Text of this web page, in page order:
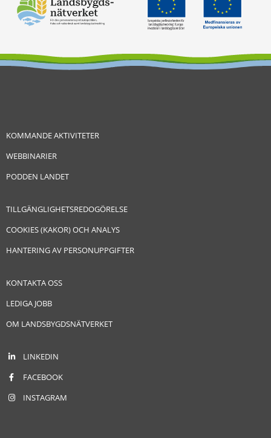
KOMMANDE AKTIVITETER
WEBBINARIER
PODDEN LANDET
TILLGÄNGLIGHETSREDOGÖRELSE
COOKIES (KAKOR) OCH ANALYS
HANTERING AV PERSONUPPGIFTER
KONTAKTA OSS
LEDIGA JOBB
OM LANDSBYGDSNÄTVERKET
LINKEDIN
FACEBOOK
INSTAGRAM